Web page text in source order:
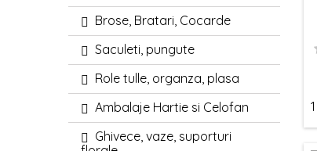
Brose, Bratari, Cocarde
Saculeti, pungute
Role tulle, organza, plasa
Ambalaje Hartie si Celofan
Ghivece, vaze, suporturi